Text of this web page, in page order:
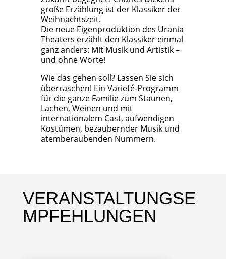
große Erzählung ist der Klassiker der
Weihnachtszeit.
Die neue Eigenproduktion des Urania
Theaters erzählt den Klassiker einmal
ganz anders: Mit Musik und Artistik –
und ohne Worte!
Wie das gehen soll? Lassen Sie sich
überraschen! Ein Varieté-Programm
für die ganze Familie zum Staunen,
Lachen, Weinen und mit
internationalem Cast, aufwendigen
Kostümen, bezaubernder Musik und
atemberaubenden Nummern.
VERANSTALTUNGSE
MPFEHLUNGEN